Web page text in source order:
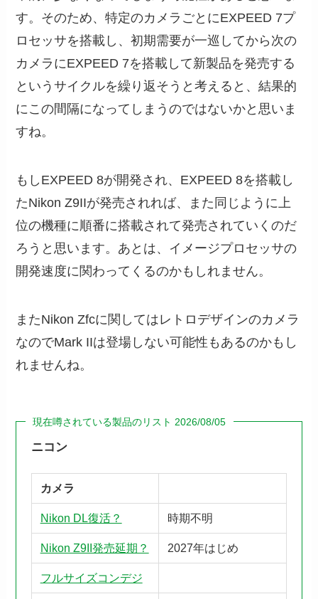
す。そのため、特定のカメラごとにEXPEED 7プ
ロセッサを搭載し、初期需要が一巡してから次の
カメラにEXPEED 7を搭載して新製品を発売する
というサイクルを繰り返そうと考えると、結果的
にこの間隔になってしまうのではないかと思いま
すね。
もしEXPEED 8が開発され、EXPEED 8を搭載し
たNikon Z9IIが発売されれば、また同じように上
位の機種に順番に搭載されて発売されていくのだ
ろうと思います。あとは、イメージプロセッサの
開発速度に関わってくるのかもしれません。
またNikon Zfcに関してはレトロデザインのカメラ
なのでMark IIは登場しない可能性もあるのかもし
れませんね。
現在噂されている製品のリスト 2026/08/05
ニコン
カメラ
Nikon DL復活？ 時期不明
Nikon Z9II発売延期？ 2027年はじめ
フルサイズコンデジ